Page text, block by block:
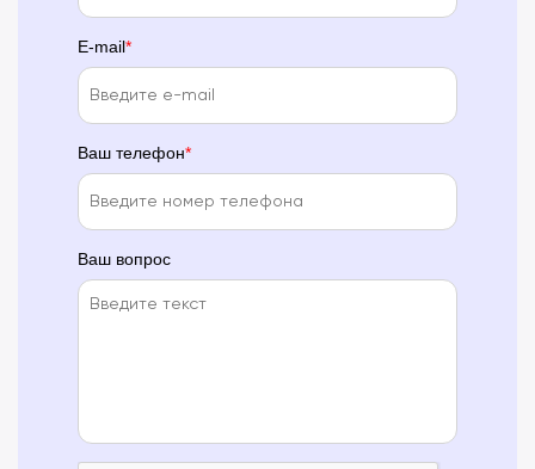
E-mail
Ваш телефон
Ваш вопрос